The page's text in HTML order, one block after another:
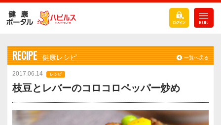
RECIPE 健康レシピ 一覧へ戻る
2017.06.14 レシピ
枝豆とレバーのコロコロペッパー炒め